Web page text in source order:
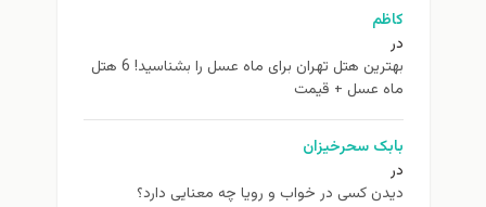
کاظم
در
بهترین هتل تهران برای ماه عسل را بشناسید! 6 هتل
ماه عسل + قیمت
بابک سحرخیزان
در
دیدن کسی در خواب و رویا چه معنایی دارد؟